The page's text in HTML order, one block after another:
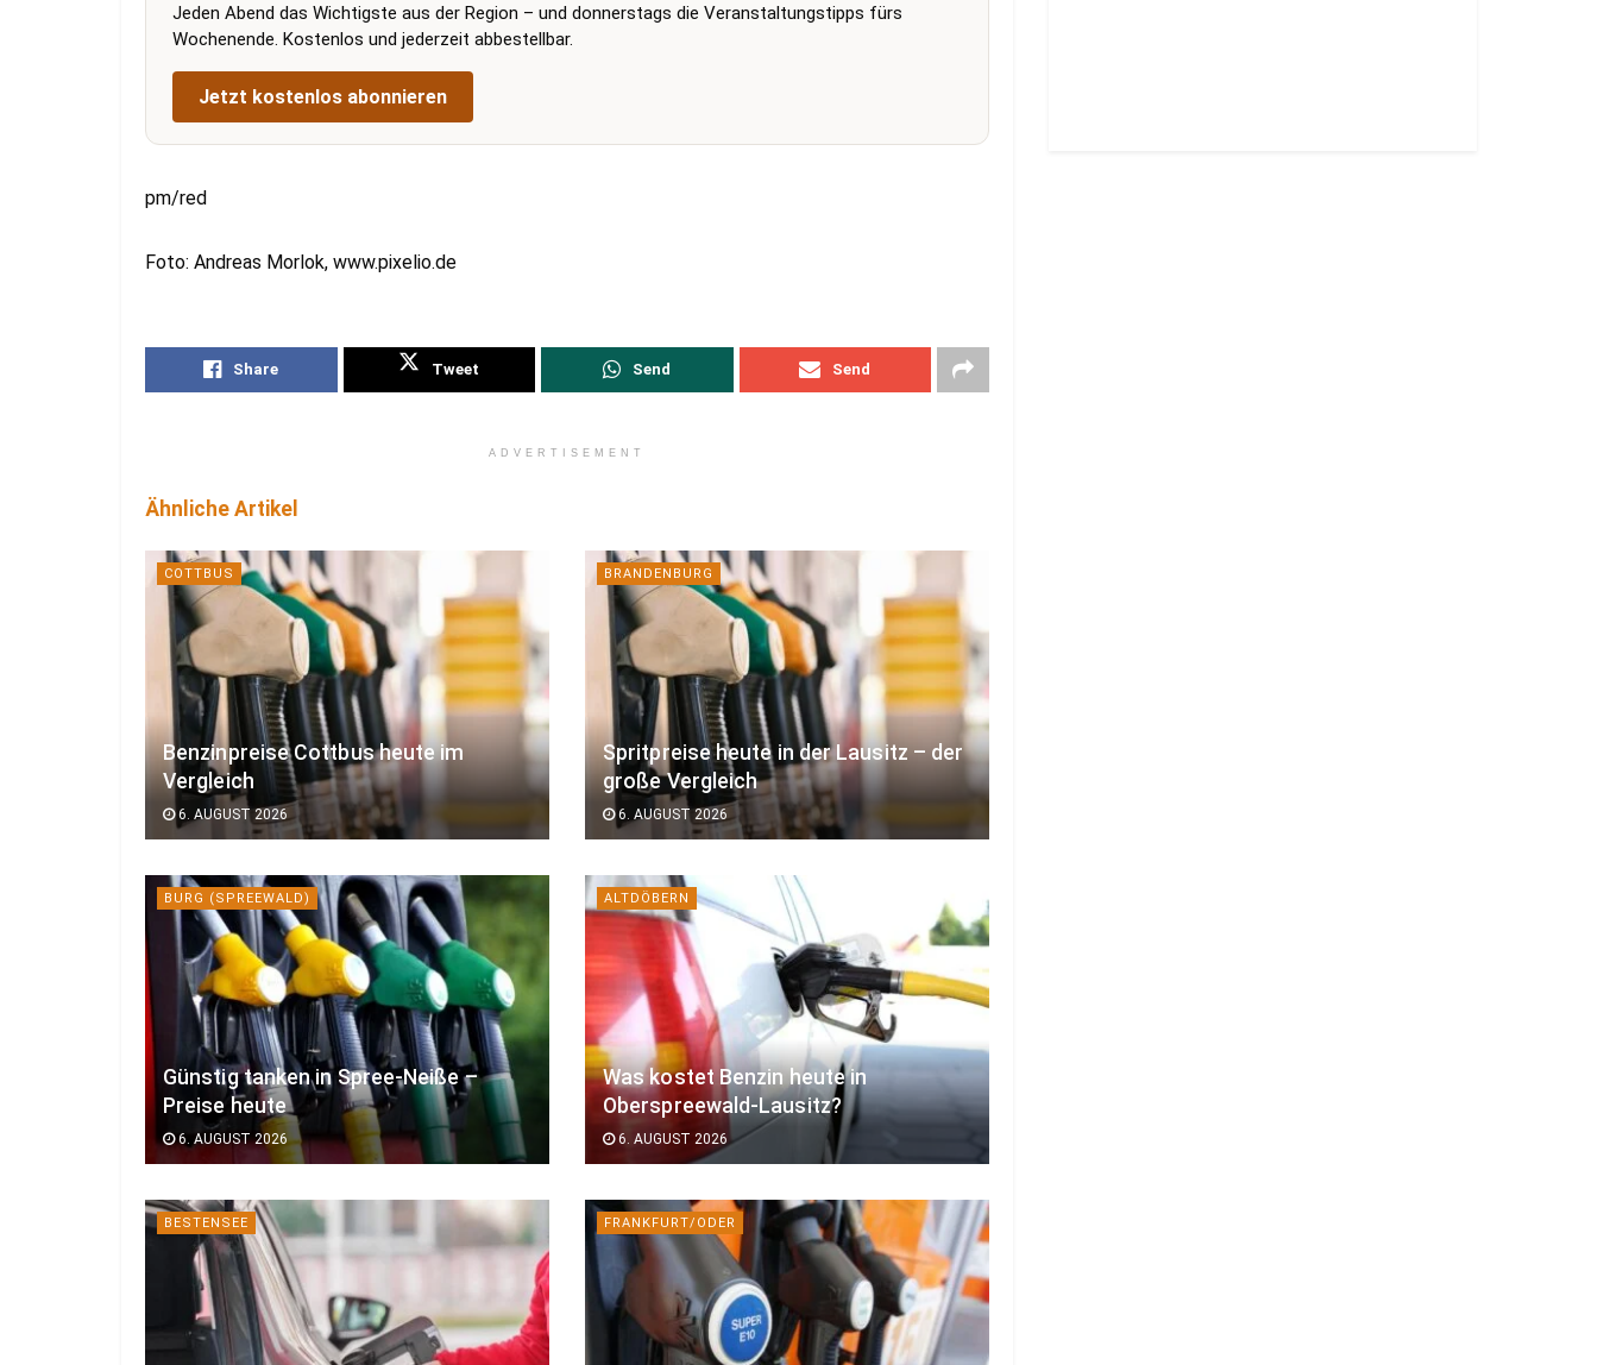
Jeden Abend das Wichtigste aus der Region – und donnerstags die Veranstaltungstipps fürs
Wochenende. Kostenlos und jederzeit abbestellbar.
Jetzt kostenlos abonnieren
pm/red
Foto: Andreas Morlok, www.pixelio.de
Share Tweet Send Send
ADVERTISEMENT
Ähnliche Artikel
COTTBUS
Benzinpreise Cottbus heute im
Vergleich
6. AUGUST 2026
BRANDENBURG
Spritpreise heute in der Lausitz – der
große Vergleich
6. AUGUST 2026
BURG (SPREEWALD)
Günstig tanken in Spree-Neiße –
Preise heute
6. AUGUST 2026
ALTDÖBERN
Was kostet Benzin heute in
Oberspreewald-Lausitz?
6. AUGUST 2026
BESTENSEE FRANKFURT/ODER